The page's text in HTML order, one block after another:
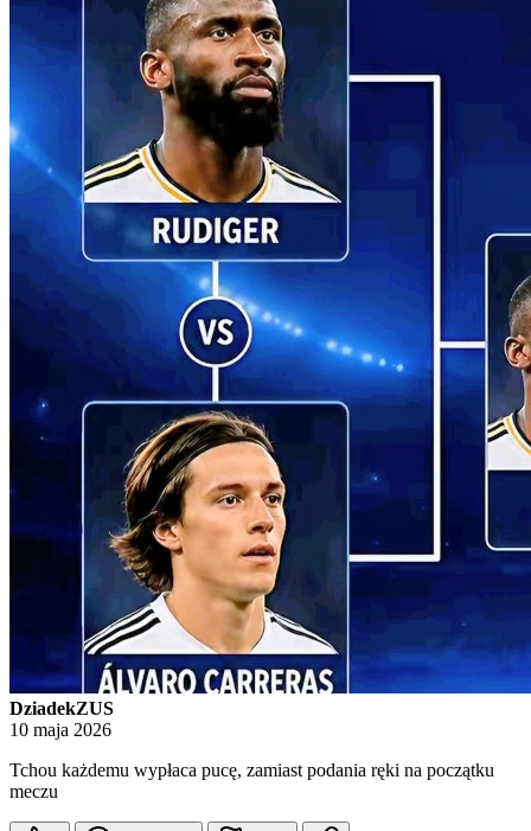
DziadekZUS
10 maja 2026
Tchou każdemu wypłaca pucę, zamiast podania ręki na początku
meczu